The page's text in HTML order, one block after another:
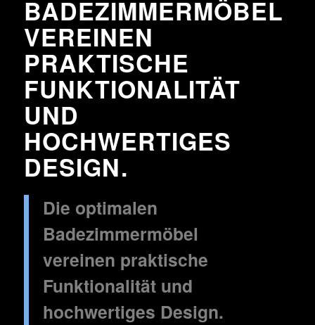
BADEZIMMERMÖBEL
VEREINEN
PRAKTISCHE
FUNKTIONALITÄT
UND
HOCHWERTIGES
DESIGN.
Die optimalen
Badezimmermöbel
vereinen praktische
Funktionalität und
hochwertiges Design.